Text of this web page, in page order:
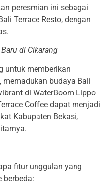
peresmian ini sebagai
Terrace Resto, dengan
di Cikarang
untuk memberikan
memadukan budaya Bali
di WaterBoom Lippo
Coffee dapat menjadi
Kabupaten Bekasi,
fitur unggulan yang
berbeda: